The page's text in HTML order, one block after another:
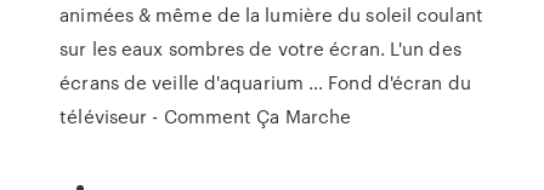
animées & même de la lumière du soleil coulant
sur les eaux sombres de votre écran. L'un des
écrans de veille d'aquarium … Fond d'écran du
téléviseur - Comment Ça Marche